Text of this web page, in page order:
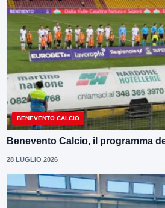
BENEVENTO CALCIO
Benevento Calcio, il programma
28 LUGLIO 2026